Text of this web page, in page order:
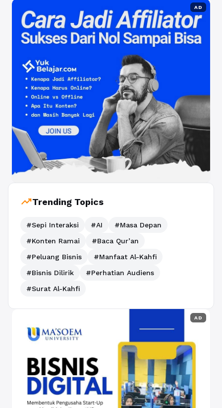
AD
trending_upTrending Topics
#Sepi Interaksi #AI
#Masa Depan
#Konten Ramai
#Baca Qur’an
#Peluang Bisnis
#Manfaat Al-Kahfi
#Bisnis Dilirik
#Perhatian Audiens
#Surat Al-Kahfi
AD